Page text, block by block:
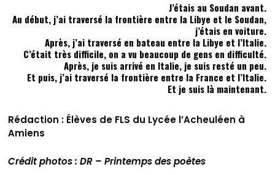
J’étais au Soudan avant.
Au début, j’ai traversé la frontière entre la Libye et le Soudan,
j’étais en voiture.
Après, j’ai traversé en bateau entre la Libye et l’Italie.
C’était très difficile, on a vu beaucoup de gens en difficulté.
Après, je suis arrivé en Italie, je suis resté un peu.
Et puis, j’ai traversé la frontière entre la France et l’Italie.
Et je suis là maintenant.
Rédaction : Élèves de FLS du Lycée l’Acheuléen à
Amiens
Crédit photos : DR – Printemps des poètes